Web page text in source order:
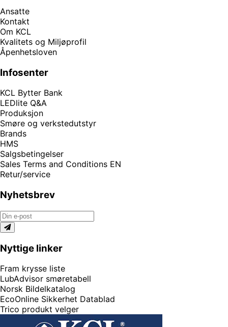
Ansatte
Kontakt
Om KCL
Kvalitets og Miljøprofil
Åpenhetsloven
Infosenter
KCL Bytter Bank
LEDlite Q&A
Produksjon
Smøre og verkstedutstyr
Brands
HMS
Salgsbetingelser
Sales Terms and Conditions EN
Retur/service
Nyhetsbrev
Nyttige linker
Fram krysse liste
LubAdvisor smøretabell
Norsk Bildelkatalog
EcoOnline Sikkerhet Datablad
Trico produkt velger